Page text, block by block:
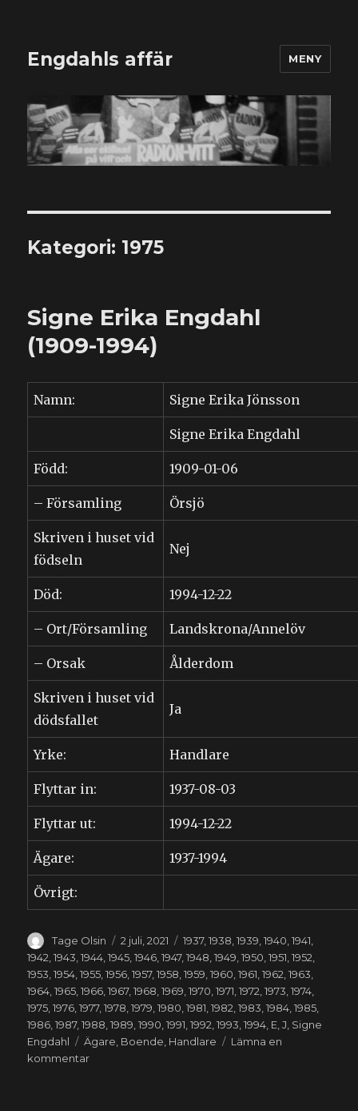
Engdahls affär MENY
Kategori: 1975
Signe Erika Engdahl
(1909-1994)
Namn: Signe Erika Jönsson
Signe Erika Engdahl
Född: 1909-01-06
– Församling Örsjö
Skriven i huset vid
födseln
Nej
Död: 1994-12-22
– Ort/Församling Landskrona/Annelöv
– Orsak Ålderdom
Skriven i huset vid
dödsfallet
Ja
Yrke: Handlare
Flyttar in: 1937-08-03
Flyttar ut: 1994-12-22
Ägare: 1937-1994
Övrigt:
Författare
Tage Olsin
Publicerat
den
2 juli, 2021 Kategorier
1937,1938,1939,1940,1941,
1942,1943,1944,1945,1946,1947,1948,1949,1950,1951,1952,
1953,1954,1955,1956,1957,1958,1959,1960,1961,1962,1963,
1964,1965,1966,1967,1968,1969,1970,1971,1972,1973,1974,
1975,1976,1977,1978,1979,1980,1981,1982,1983,1984,1985,
1986,1987,1988,1989,1990,1991,1992,1993,1994, E,J, Signe
Engdahl
Etiketter
Ägare, Boende, Handlare
Lämna en
kommentartill